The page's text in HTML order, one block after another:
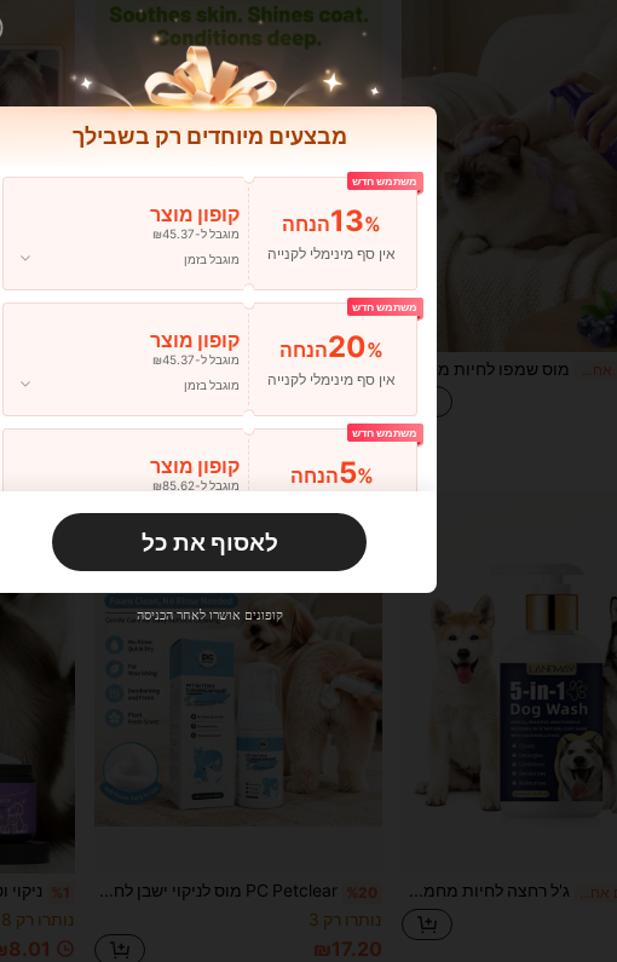
2 ימים אחרונים
₪13.30
2 ימים אחרונים ג'ל רחצה לחיות מחמד 200 מ"ל, שמפו לחתולים, מוצרי אמבט ריחניים לניקוי, נוזל רחצה לכלבים %20
PC Petclear מוס לניקוי ישבן לחיות מחמד, ללא מים, מייבס מהר ולא דביק לכלבים וחתולים, מנקה עמוק אזורים אינטימיים, מפרק ריחות, ניחוח על בסיס צמחי מרכך את הפרווה. קצף דחוס עדין ולא מגרה, מנקה את הישבן ומרכך שעווה באוזניים לטיפול בתעלת האוזן. גודל: 12 ס"מ/4.72 אינץ' גובה X 12 ס"מ/4.72 אינץ' רוחב, קומפקטי ונייד, מתאים לבית ולנסיעות, ניקוי וטיפול רב-תכליתי לבעלי חיות מחמד עצלנים.
נותרו רק 3
₪17.20
%1
נותרו רק 8
מבצעים מיוחדים רק בשבילך
משתמש חדש
13%הנחה
אין סף מינימלי לקנייה
קופון מוצר
מוגבל ל-₪45.37
מוגבל בזמן
משתמש חדש
20%הנחה
אין סף מינימלי לקנייה
קופון מוצר
מוגבל ל-₪45.37
מוגבל בזמן
משתמש חדש
5%הנחה קופון מוצר
מוגבל ל-₪85.62
מוגבל בזמן
משתמש חדש
10 קופון מוצר
מוגבל ל-₪85.62
משתמש חדש
קופון מוצר
מוגבל ל-₪85.62
לאסוף את כל
קופונים אושרו לאחר הכניסה